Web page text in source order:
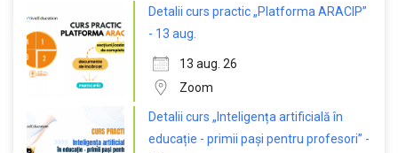
Detalii curs practic „Platforma ARACIP”
- 13 aug.
13 aug. 26
Zoom
Detalii curs „Inteligența artificială în
educație - primii pași pentru profesori” -